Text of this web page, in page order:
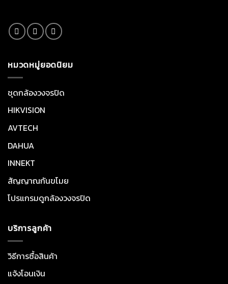
หมวดหมู่ยอดนิยม
ชุดกล้องวงจรปิด
HIKVISION
AVTECH
DAHUA
INNEKT
สัญญาณกันขโมย
โปรแกรมดูกล้องวงจรปิด
บริการลูกค้า
วิธีการซื้อสินค้า
แจ้งโอนเงิน